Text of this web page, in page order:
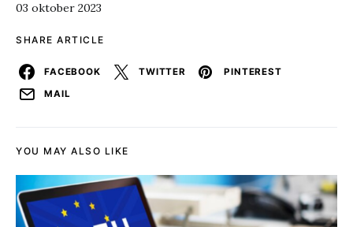
03 oktober 2023
SHARE ARTICLE
FACEBOOK TWITTER
PINTEREST
MAIL
YOU MAY ALSO LIKE